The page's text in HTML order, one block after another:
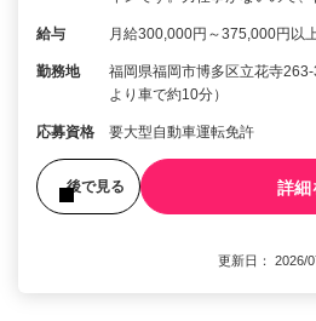
給与 月給300,000円～375,000円
勤務地
福岡県福岡市博多区立花寺
より車で約10分）
応募資格 要大型自動車運転免許
後で見る 詳細
更新日： 2026/